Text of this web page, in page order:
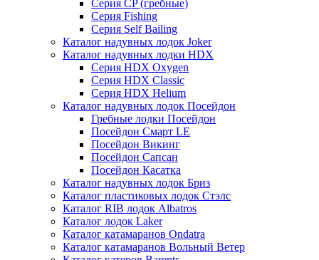
Серия CP (гребные)
Серия Fishing
Серия Self Bailing
Каталог надувных лодок Joker
Каталог надувных лодки HDX
Серия HDX Oxygen
Серия HDX Classic
Серия HDX Helium
Каталог надувных лодок Посейдон
Гребные лодки Посейдон
Посейдон Смарт LE
Посейдон Викинг
Посейдон Сапсан
Посейдон Касатка
Каталог надувных лодок Бриз
Каталог пластиковых лодок Стэлс
Каталог RIB лодок Albatros
Каталог лодок Laker
Каталог катамаранов Ondatra
Каталог катамаранов Вольный Ветер